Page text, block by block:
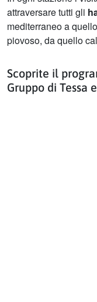
attraversare tutti gli
mediterraneo a
piovoso, da quello
Scoprite il
Gruppo di Tessa